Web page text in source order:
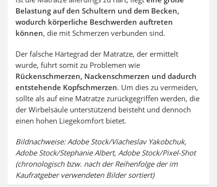
Belastung auf den Schultern und dem Becken,
wodurch körperliche Beschwerden auftreten
können, die mit Schmerzen verbunden sind.
Der falsche Härtegrad der Matratze, der ermittelt
wurde, führt somit zu Problemen wie
Rückenschmerzen, Nackenschmerzen und dadurch
entstehende Kopfschmerzen. Um dies zu vermeiden,
sollte als auf eine Matratze zurückgegriffen werden, die
der Wirbelsäule unterstützend beisteht und dennoch
einen hohen Liegekomfort bietet.
Bildnachweise: Adobe Stock/Viacheslav Yakobchuk,
Adobe Stock/Stephanie Albert, Adobe Stock/Pixel-Shot
(chronologisch bzw. nach der Reihenfolge der im
Kaufratgeber verwendeten Bilder sortiert)